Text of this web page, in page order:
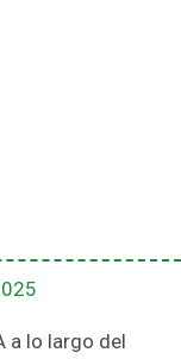
a lo largo del